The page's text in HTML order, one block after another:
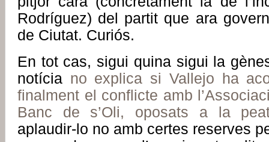
Rodríguez) del partit que ara
de Ciutat. Curiós.
En tot cas, sigui quina sigui la
notícia no explica si Vallejo ha
finalment el conflicte amb
Banc de s’Oli, oposats a la
aplaudir-lo no amb certes reserves